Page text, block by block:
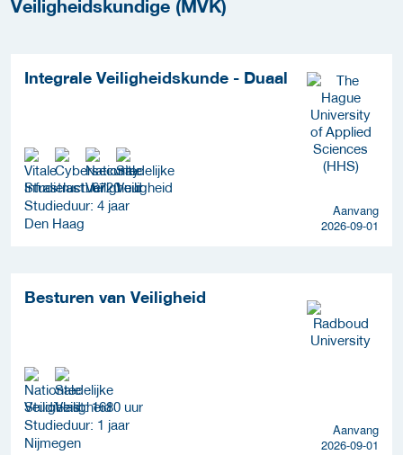
Veiligheidskundige (MVK)
Integrale Veiligheidskunde - Duaal
Studielast: 6720 uur
Studieduur: 4 jaar
Den Haag
Aanvang
2026-09-01
Besturen van Veiligheid
Studielast: 1680 uur
Studieduur: 1 jaar
Nijmegen
Aanvang
2026-09-01